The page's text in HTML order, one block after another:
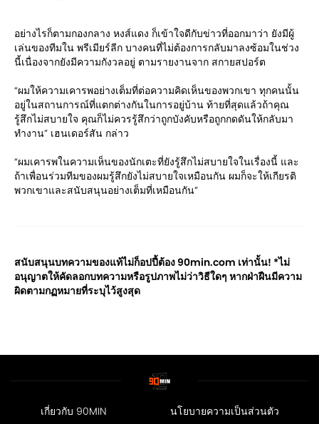
อย่างไรก็ตามกองกลาง หงส์แดง ก็เข้าใจดีกับข่าวที่ออกมาว่า ยังมีผู้
เล่นของทีมใน พรีเมียร์ลีก บางคนที่ไม่ต้องการกลับมาลงซ้อมในช่วง
นี้เนื่องจากยังมีความกังวลอยู่ ตามรายงานจาก สกายสปอร์ต
“ผมให้ความเคารพอย่างเต็มที่ต่อความคิดเห็นของพวกเขา ทุกคนนั้น
อยู่ในสถานการณ์ที่แตกต่างกันในการอยู่บ้าน ท้ายที่สุดแล้วถ้าคุณ
รู้สึกไม่สบายใจ คุณก็ไม่ควรรู้สึกว่าถูกบังคับหรือถูกกดดันให้กลับมา
ทำงาน” เฮนเดอร์สัน กล่าว
“ผมเคารพในความเห็นของนักเตะที่ยังรู้สึกไม่สบายใจในเรื่องนี้ และ
ถ้าเพื่อนร่วมทีมของผมรู้สึกยังไม่สบายใจเหมือนกัน ผมก็จะให้เกียรติ
พวกเขาและสนับสนุนอย่างเต็มที่เหมือนกัน”
สนับสนุนบทความของแท้ไม่ก็อปปี้ต้อง 90min.com เท่านั้น! *ไม่
อนุญาตให้คัดลอกบทความหรือรูปภาพไม่ว่าวิธีใดๆ หากฝ่าฝืนมีความ
ผิดตามกฏหมายที่ระบุไว้สูงสุด
เกี่ยวกับ 90MIN นโยบายความเป็นส่วนตัว